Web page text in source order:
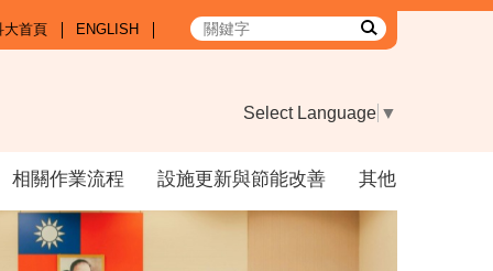
大首頁 ENGLISH
Select Language ▼
相關作業流程 設施更新與節能改善 其他